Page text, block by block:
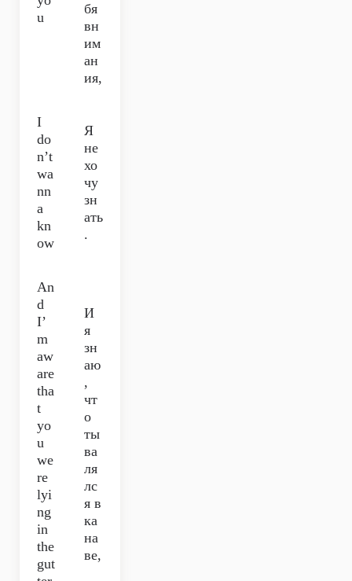
u
бя
вн
им
ан
ия,
I
do
n’t
wa
nn
a
kn
ow
Я
не
хо
чу
зн
ать
.
An
d
I’
m
aw
arе
tha
t
yo
u
we
re
lyi
ng
in
the
gut
И
я
зн
аю
,
чт
о
ты
ва
ля
лс
я в
ка
на
ве,